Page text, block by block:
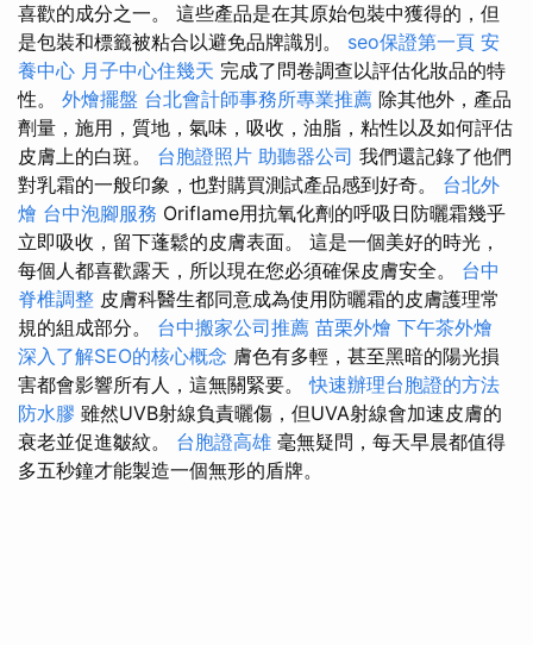
喜歡的成分之一。 這些產品是在其原始包裝中獲得的，但
是包裝和標籤被粘合以避免品牌識別。 seo保證第一頁 安
養中心 月子中心住幾天 完成了問卷調查以評估化妝品的特
性。 外燴擺盤 台北會計師事務所專業推薦 除其他外，產品
劑量，施用，質地，氣味，吸收，油脂，粘性以及如何評估
皮膚上的白斑。 台胞證照片 助聽器公司 我們還記錄了他們
對乳霜的一般印象，也對購買測試產品感到好奇。 台北外
燴 台中泡腳服務 Oriflame用抗氧化劑的呼吸日防曬霜幾乎
立即吸收，留下蓬鬆的皮膚表面。 這是一個美好的時光，
每個人都喜歡露天，所以現在您必須確保皮膚安全。 台中
脊椎調整 皮膚科醫生都同意成為使用防曬霜的皮膚護理常
規的組成部分。 台中搬家公司推薦 苗栗外燴 下午茶外燴
深入了解SEO的核心概念 膚色有多輕，甚至黑暗的陽光損
害都會影響所有人，這無關緊要。快速辦理台胞證的方法
防水膠 雖然UVB射線負責曬傷，但UVA射線會加速皮膚的
衰老並促進皺紋。 台胞證高雄 毫無疑問，每天早晨都值得
多五秒鐘才能製造一個無形的盾牌。